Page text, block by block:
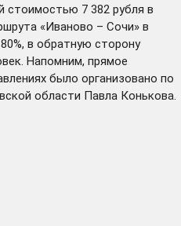
стоимостью 7 382 рубля в
«Иваново – Сочи» в
в обратную сторону
Напомним, прямое
было организовано по
области Павла Конькова.